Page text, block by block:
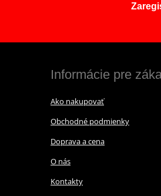
Informácie pre
Ako nakupovať
Obchodné podmienky
Doprava a cena
O nás
Kontakty